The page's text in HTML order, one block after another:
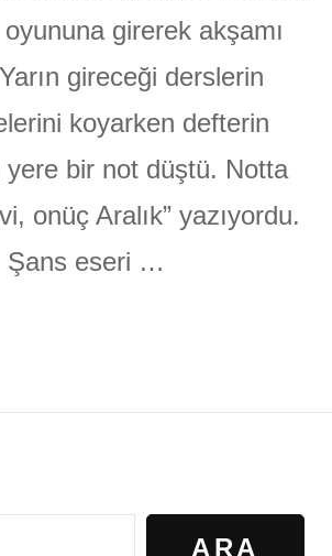
girerek akşamı
gireceği derslerin
koyarken defterin
yere bir not düştü. Notta
onüç Aralık” yazıyordu.
Şans eseri …
ARA